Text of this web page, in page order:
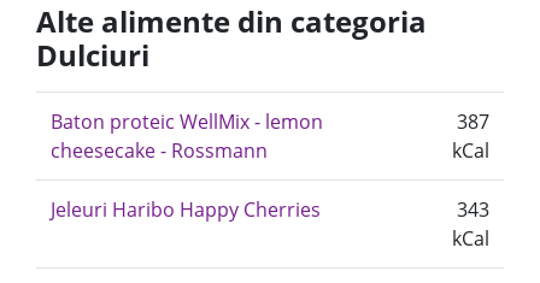
Alte alimente din categoria
Dulciuri
Baton proteic WellMix - lemon
cheesecake - Rossmann
387
kCal
Jeleuri Haribo Happy Cherries
343
kCal